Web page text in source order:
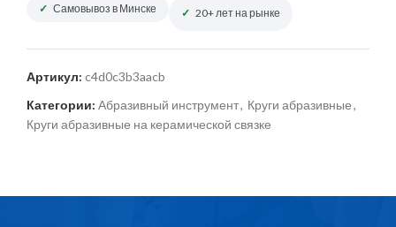
Самовывоз в Минске 20+ лет на рынке
Артикул: c4d0c3b3aacb
Категории: Абразивный инструмент, Круги абразивные,
Круги абразивные на керамической связке